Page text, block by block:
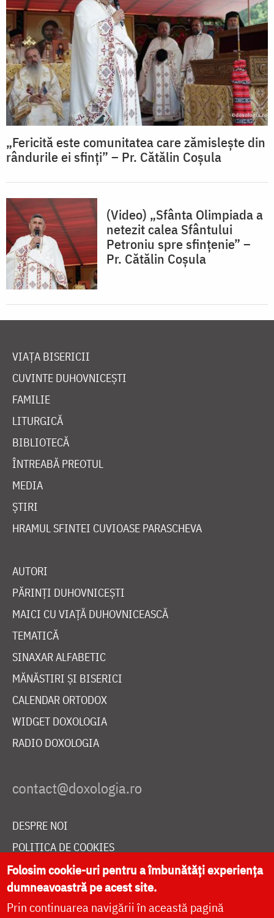
„Fericită este comunitatea care zămislește din
rândurile ei sfinți” – Pr. Cătălin Coșula
(Video) „Sfânta Olimpiada a
netezit calea Sfântului
Petroniu spre sfințenie” –
Pr. Cătălin Coșula
VIAȚA BISERICII
CUVINTE DUHOVNICEȘTI
FAMILIE
LITURGICĂ
BIBLIOTECĂ
ÎNTREABĂ PREOTUL
MEDIA
ȘTIRI
HRAMUL SFINTEI CUVIOASE PARASCHEVA
AUTORI
PĂRINȚI DUHOVNICEȘTI
MAICI CU VIAȚĂ DUHOVNICEASCĂ
TEMATICĂ
SINAXAR ALFABETIC
MĂNĂSTIRI ȘI BISERICI
CALENDAR ORTODOX
WIDGET DOXOLOGIA
RADIO DOXOLOGIA
DESPRE NOI
POLITICA DE COOKIES
DONEAZĂ ONLINE PENTRU CATEDRALA NAȚIONALĂ
LIVE
Folosim cookie-uri pentru a îmbunătăți experiența
dumneavoastră pe acest site.
Prin continuarea navigării în această pagină